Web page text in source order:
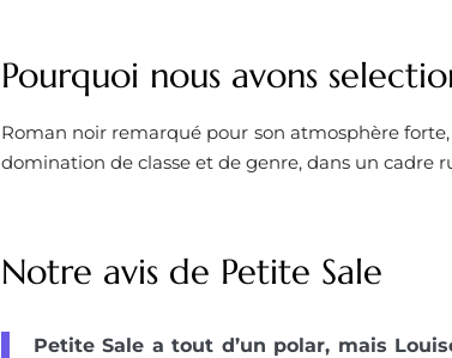
Pourquoi nous avons
Roman noir remarqué pour son atmosphère
domination de classe et de genre, dans un cadre
Notre avis de Petite Sale
Petite Sale a tout d’un polar, mais